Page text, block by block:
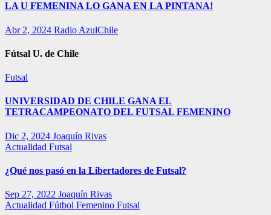
LA U FEMENINA LO GANA EN LA PINTANA!
Abr 2, 2024 Radio AzulChile
Fútsal U. de Chile
Futsal
UNIVERSIDAD DE CHILE GANA EL
TETRACAMPEONATO DEL FUTSAL FEMENINO
Dic 2, 2024 Joaquín Rivas
Actualidad Futsal
¿Qué nos pasó en la Libertadores de Futsal?
Sep 27, 2022 Joaquín Rivas
Actualidad Fútbol Femenino Futsal